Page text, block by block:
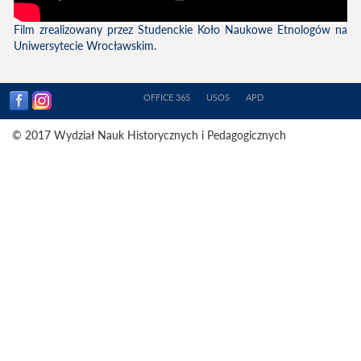
Film zrealizowany przez Studenckie Koło Naukowe Etnologów na
Uniwersytecie Wrocławskim.
OFFICE 365 USOS APD
© 2017 Wydział Nauk Historycznych i Pedagogicznych